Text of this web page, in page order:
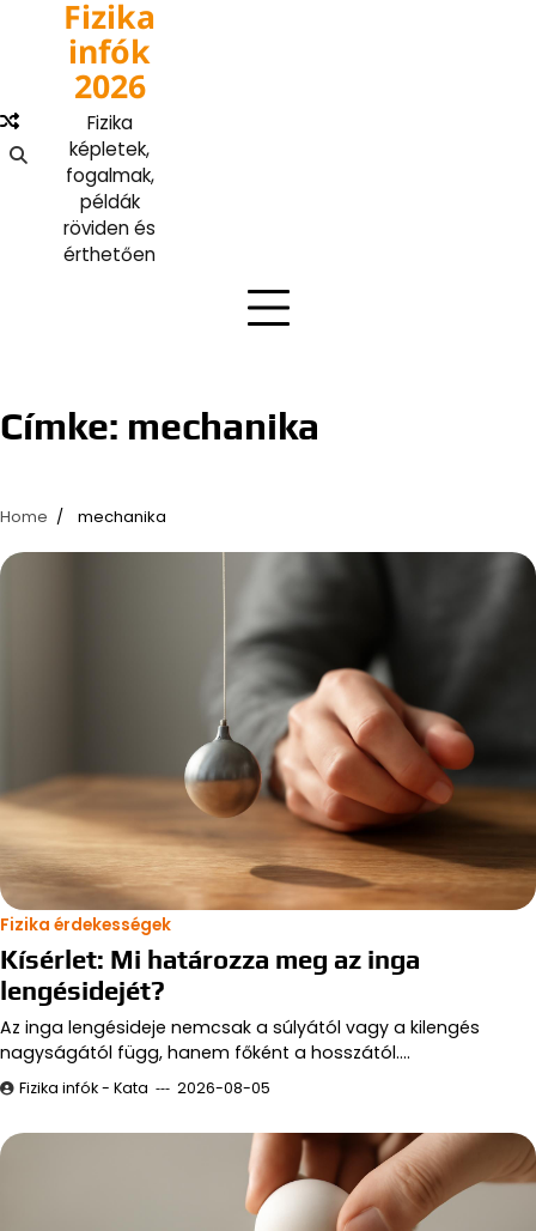
content
Fizika
infók
2026
Fizika
képletek,
fogalmak,
példák
röviden és
érthetően
Címke: mechanika
Home mechanika
Fizika érdekességek
Kísérlet: Mi határozza meg az inga
lengésidejét?
Az inga lengésideje nemcsak a súlyától vagy a kilengés
nagyságától függ, hanem főként a hosszától.…
Fizika infók - Kata 2026-08-05